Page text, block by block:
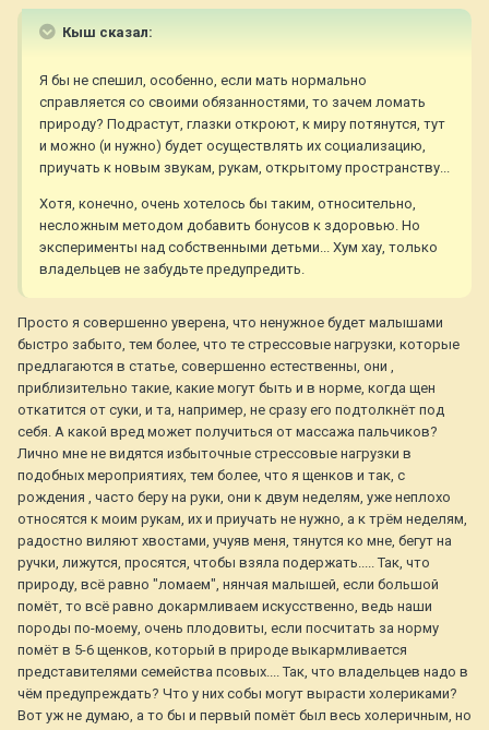
Кыш сказал:
Я бы не спешил, особенно, если мать нормально
справляется со своими обязанностями, то зачем ломать
природу? Подрастут, глазки откроют, к миру потянутся, тут
и можно (и нужно) будет осуществлять их социализацию,
приучать к новым звукам, рукам, открытому пространству...
Хотя, конечно, очень хотелось бы таким, относительно,
несложным методом добавить бонусов к здоровью. Но
эксперименты над собственными детьми... Хум хау, только
владельцев не забудьте предупредить.
Просто я совершенно уверена, что ненужное будет малышами
быстро забыто, тем более, что те стрессовые нагрузки, которые
предлагаются в статье, совершенно естественны, они ,
приблизительно такие, какие могут быть и в норме, когда щен
откатится от суки, и та, например, не сразу его подтолкнёт под
себя. А какой вред может получиться от массажа пальчиков?
Лично мне не видятся избыточные стрессовые нагрузки в
подобных мероприятиях, тем более, что я щенков и так, с
рождения , часто беру на руки, они к двум неделям, уже неплохо
относятся к моим рукам, их и приучать не нужно, а к трём неделям,
радостно виляют хвостами, учуяв меня, тянутся ко мне, бегут на
ручки, лижутся, просятся, чтобы взяла подержать..... Так, что
природу, всё равно "ломаем", нянчая малышей, если большой
помёт, то всё равно докармливаем искусственно, ведь наши
породы по-моему, очень плодовиты, если посчитать за норму
помёт в 5-6 щенков, который в природе выкармливается
представителями семейства псовых.... Так, что владельцев надо в
чём предупреждать? Что у них собы могут вырасти холериками?
Вот уж не думаю, а то бы и первый помёт был весь холеричным, но